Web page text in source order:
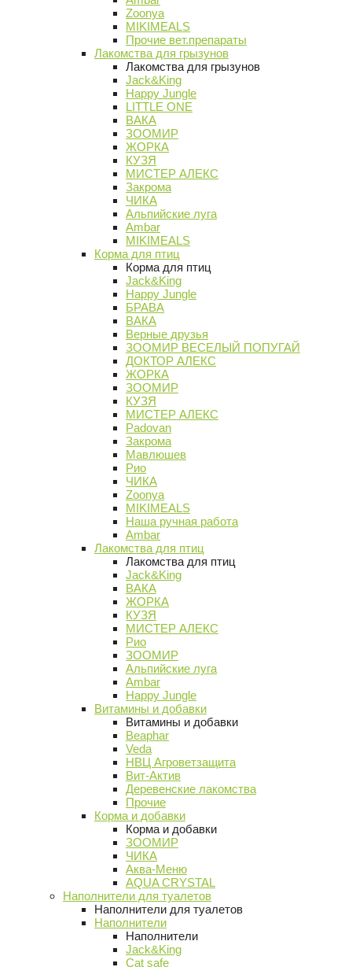
Zoonya
MIKIMEALS
Прочие вет.препараты
Лакомства для грызунов
Лакомства для грызунов
Jack&King
Happy Jungle
LITTLE ONE
ВАКА
ЗООМИР
ЖОРКА
КУЗЯ
МИСТЕР АЛЕКС
Закрома
ЧИКА
Альпийские луга
Ambar
MIKIMEALS
Корма для птиц
Корма для птиц
Jack&King
Happy Jungle
БРАВА
ВАКА
Верные друзья
ЗООМИР ВЕСЕЛЫЙ ПОПУГАЙ
ДОКТОР АЛЕКС
ЖОРКА
ЗООМИР
КУЗЯ
МИСТЕР АЛЕКС
Padovan
Закрома
Мавлюшев
Рио
ЧИКА
Zoonya
MIKIMEALS
Наша ручная работа
Ambar
Лакомства для птиц
Лакомства для птиц
Jack&King
ВАКА
ЖОРКА
КУЗЯ
МИСТЕР АЛЕКС
Рио
ЗООМИР
Альпийские луга
Ambar
Happy Jungle
Витамины и добавки
Витамины и добавки
Beaphar
Veda
НВЦ Агроветзащита
Вит-Актив
Деревенские лакомства
Прочие
Корма и добавки
Корма и добавки
ЗООМИР
ЧИКА
Аква-Меню
AQUA CRYSTAL
Наполнители для туалетов
Наполнители для туалетов
Наполнители
Наполнители
Jack&King
Cat safe